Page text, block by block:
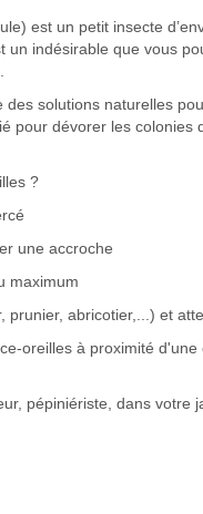
est un petit insecte
un indésirable que vous
solutions naturelles
pour dévorer les colonies
?
une accroche
maximum
abricotier,...) et
oreilles à proximité
pépiniériste, dans votre